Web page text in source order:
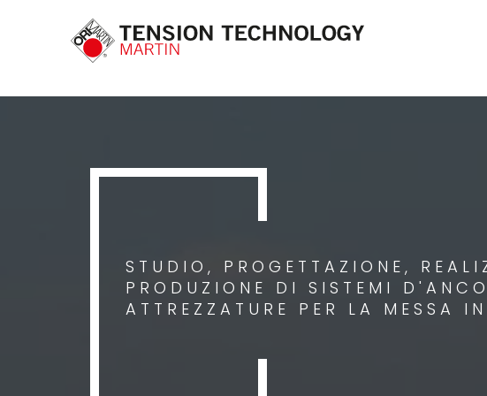
STUDIO, PROGETTAZIONE,
PRODUZIONE DI SISTEMI
ATTREZZATURE PER LA MESSA